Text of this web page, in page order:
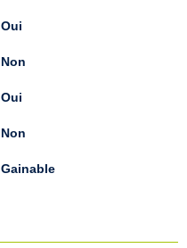
Oui
Non
Oui
Non
Gainable